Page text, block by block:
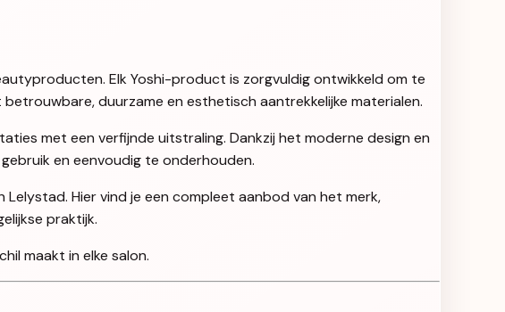
Elk Yoshi-product is zorgvuldig ontwikkeld om te
duurzame en esthetisch aantrekkelijke materialen.
met een verfijnde uitstraling. Dankzij het moderne design en
en eenvoudig te onderhouden.
Hier vind je een compleet aanbod van het merk,
praktijk.
maakt in elke salon.